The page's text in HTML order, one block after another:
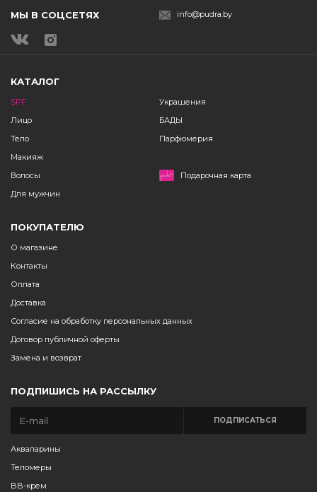
МЫ В СОЦСЕТЯХ info@pudra.by
КАТАЛОГ
SPF
Лицо
Тело
Макияж
Волосы
Для мужчин
Украшения
БАДЫ
Парфюмерия
Подарочная карта
ПОКУПАТЕЛЮ
О магазине
Контакты
Оплата
Доставка
Согласие на обработку персональных данных
Договор публичной оферты
Замена и возврат
ПОДПИШИСЬ НА РАССЫЛКУ
ПОДПИСАТЬСЯ
Аквапарины
Теломеры
BB-крем